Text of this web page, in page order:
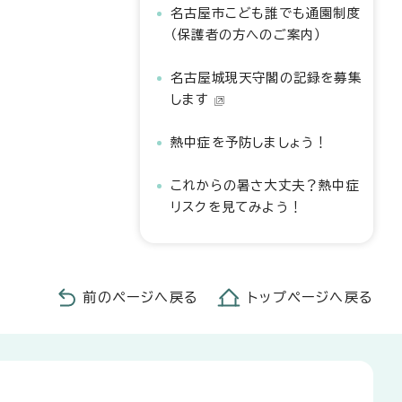
名古屋市こども誰でも通園制度
（保護者の方へのご案内）
名古屋城現天守閣の記録を募集
します
熱中症を予防しましょう！
これからの暑さ大丈夫？熱中症
リスクを見てみよう！
前のページへ戻る トップページへ戻る